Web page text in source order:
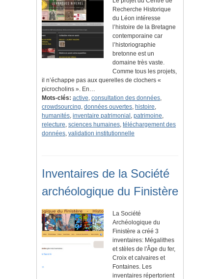
Recherche Historique
du Léon intéresse
l’histoire de la Bretagne
contemporaine car
l’historiographie
bretonne est un
domaine très vaste.
Comme tous les projets,
il n’échappe pas aux querelles de clochers «
picrocholins ». En…
Mots-clés: active, consultation des données,
crowdsourcing, données ouvertes, histoire,
humanités, inventaire patrimonial , patrimoine,
relecture, sciences humaines, téléchargement des
données, validation institutionnelle
Inventaires de la Société
archéologique du Finistère
La Société
Archéologique du
Finistère a créé 3
inventaires: Mégalithes
et stèles de l'Âge du fer,
Croix et calvaires et
Fontaines. Les
inventaires répertorient